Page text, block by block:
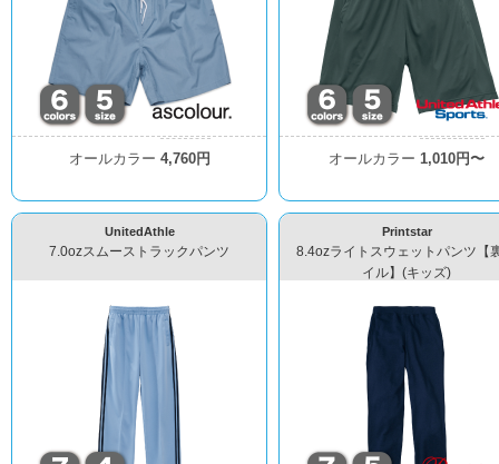
オールカラー 4,760円 オールカラー 1,010円〜
UnitedAthle
7.0ozスムーストラックパンツ
Printstar
8.4ozライトスウェットパンツ【
イル】(キッズ)